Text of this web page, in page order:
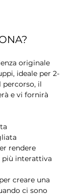
originale
ideale per 2-
percorso, il
e vi fornirà
rendere
più interattiva
creare una
ci sono